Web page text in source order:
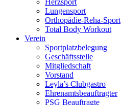
Herzsport
Lungensport
Orthopädie-Reha-Sport
Total Body Workout
Verein
Sportplatzbelegung
Geschäftsstelle
Mitgliedschaft
Vorstand
Leyla’s Clubgastro
Ehrenamtsbeauftragter
PSG Beauftragte